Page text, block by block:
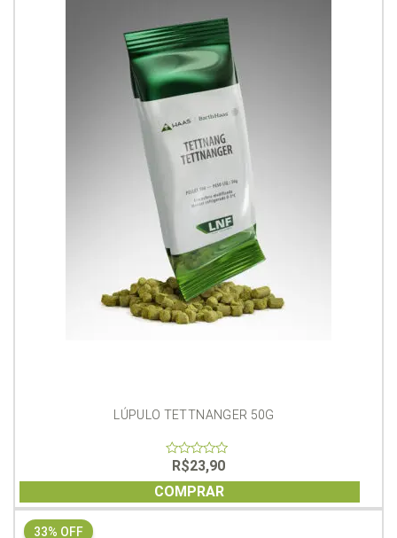
LÚPULO TETTNANGER 50G
of
5
R$23,90
COMPRAR
33% OFF